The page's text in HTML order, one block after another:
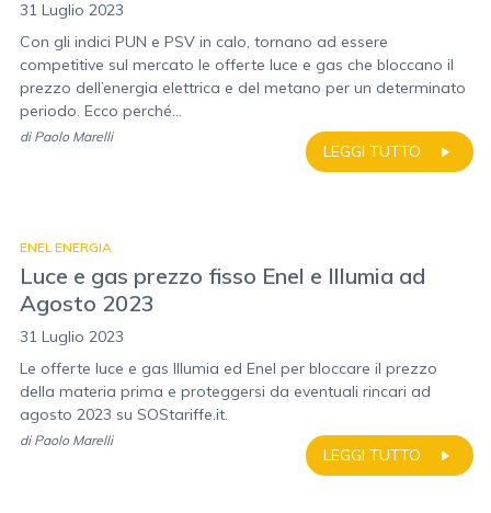
31 Luglio 2023
Con gli indici PUN e PSV in calo, tornano ad essere
competitive sul mercato le offerte luce e gas che bloccano il
prezzo dell’energia elettrica e del metano per un determinato
periodo. Ecco perché...
LEGGI TUTTO
di Paolo Marelli
ENEL ENERGIA
Luce e gas prezzo fisso Enel e Illumia ad
Agosto 2023
31 Luglio 2023
Le offerte luce e gas Illumia ed Enel per bloccare il prezzo
della materia prima e proteggersi da eventuali rincari ad
agosto 2023 su SOStariffe.it.
LEGGI TUTTO
di Paolo Marelli